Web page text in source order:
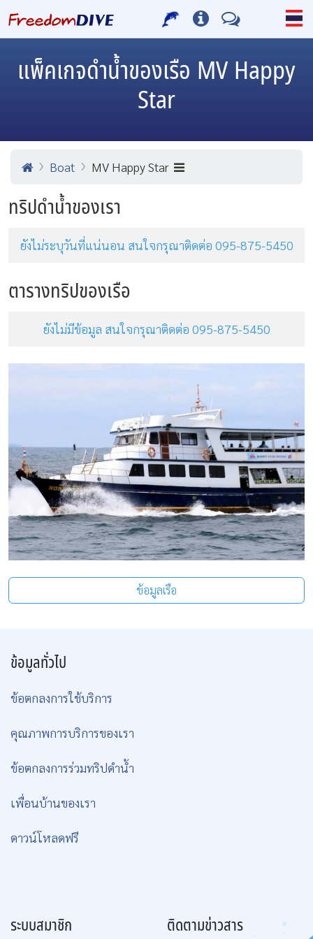
แพ็คเกจดำน้ำของเรือ MV Happy
Star
Boat MV Happy Star
ทริปดำน้ำของเรา
ยังไม่ระบุวันที่แน่นอน สนใจกรุณาติดต่อ 095-875-5450
ตารางทริปของเรือ
ยังไม่มีข้อมูล สนใจกรุณาติดต่อ 095-875-5450
ข้อมูลเรือ
ข้อมูลทั่วไป
ข้อตกลงการใช้บริการ
คุณภาพการบริการของเรา
ข้อตกลงการร่วมทริปดำน้ำ
เพื่อนบ้านของเรา
ดาวน์โหลดฟรี
ระบบสมาชิก ติดตามข่าวสาร